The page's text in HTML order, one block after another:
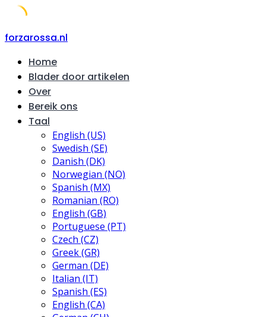
Skip
content
forzarossa.nl
Home
Blader door artikelen
Over
Bereik ons
Taal
English (US)
Swedish (SE)
Danish (DK)
Norwegian (NO)
Spanish (MX)
Romanian (RO)
English (GB)
Portuguese (PT)
Czech (CZ)
Greek (GR)
German (DE)
Italian (IT)
Spanish (ES)
English (CA)